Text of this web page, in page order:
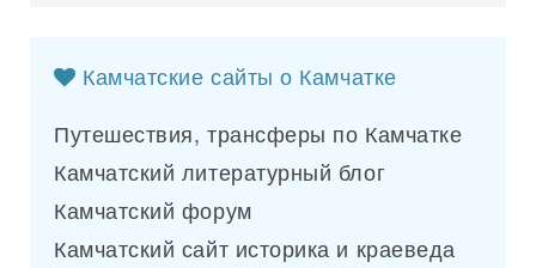
Камчатские сайты о Камчатке
Путешествия, трансферы по Камчатке
Камчатский литературный блог
Камчатский форум
Камчатский сайт историка и краеведа